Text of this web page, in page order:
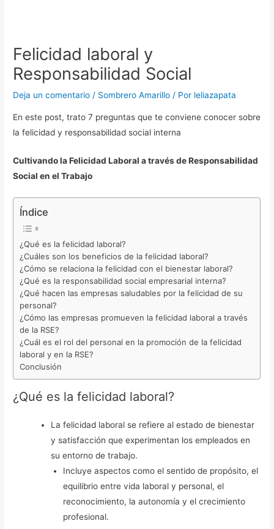
Felicidad laboral y
Responsabilidad Social
Deja un comentario / Sombrero Amarillo / Por leliazapata
En este post, trato 7 preguntas que te conviene conocer sobre
la felicidad y responsabilidad social interna
Cultivando la Felicidad Laboral a través de Responsabilidad
Social en el Trabajo
Índice
¿Qué es la felicidad laboral?
¿Cuáles son los beneficios de la felicidad laboral?
¿Cómo se relaciona la felicidad con el bienestar laboral?
¿Qué es la responsabilidad social empresarial interna?
¿Qué hacen las empresas saludables por la felicidad de su
personal?
¿Cómo las empresas promueven la felicidad laboral a través
de la RSE?
¿Cuál es el rol del personal en la promoción de la felicidad
laboral y en la RSE?
Conclusión
¿Qué es la felicidad laboral?
La felicidad laboral se refiere al estado de bienestar
y satisfacción que experimentan los empleados en
su entorno de trabajo.
Incluye aspectos como el sentido de propósito, el
equilibrio entre vida laboral y personal, el
reconocimiento, la autonomía y el crecimiento
profesional.